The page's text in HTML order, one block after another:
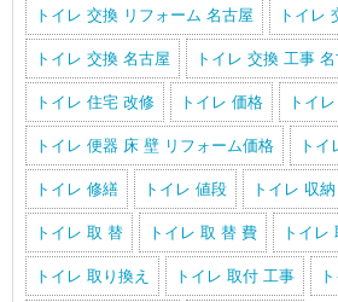
トイレ 交換 リフォーム 名古屋 トイレ
トイレ 交換 名古屋 トイレ 交換 工事
トイレ 住宅 改修 トイレ 価格 トイ
トイレ 便器 床 壁 リフォーム価格 トイ
トイレ 修繕 トイレ 値段 トイレ 収
トイレ 取 替 トイレ 取 替 費 トイレ
トイレ 取り換え トイレ 取付 工事